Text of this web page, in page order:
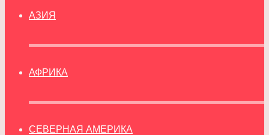
АЗИЯ
АФРИКА
СЕВЕРНАЯ АМЕРИКА